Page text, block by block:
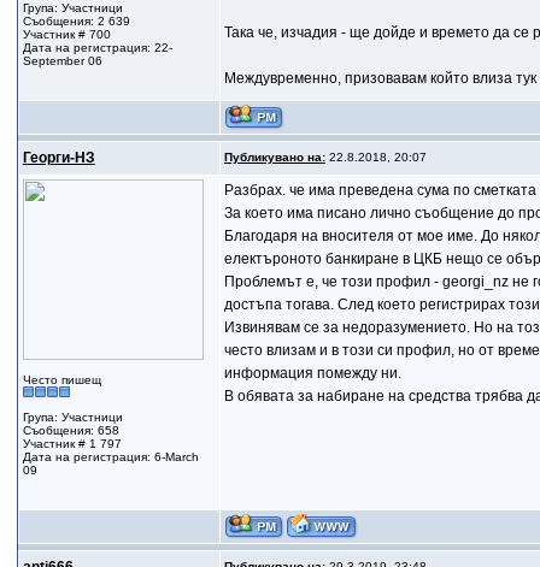
Група: Участници
Съобщения: 2 639
Участник # 700
Дата на регистрация: 22-
September 06
Така че, изчадия - ще дойде и времето да се
Междувременно, призовавам който влиза
Георги-НЗ Публикувано на:22.8.2018, 20:07
Често пишещ
Група: Участници
Съобщения: 658
Участник # 1 797
Дата на регистрация: 6-March
09
Разбрах. че има преведена сума по сметката
За което има писано лично съобщение до
Благодаря на вносителя от мое име. До
електъроното банкиране в ЦКБ нещо се
Проблемът е, че този профил - gеorgi_nz не
достъпа тогава. След което регистрирах
Извинявам се за недоразумението. Но на
често влизам и в този си профил, но от
информация помежду ни.
В обявата за набиране на средства трябва